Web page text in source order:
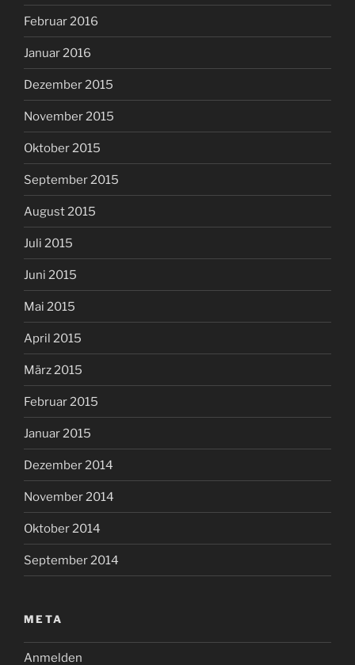
Februar 2016
Januar 2016
Dezember 2015
November 2015
Oktober 2015
September 2015
August 2015
Juli 2015
Juni 2015
Mai 2015
April 2015
März 2015
Februar 2015
Januar 2015
Dezember 2014
November 2014
Oktober 2014
September 2014
META
Anmelden